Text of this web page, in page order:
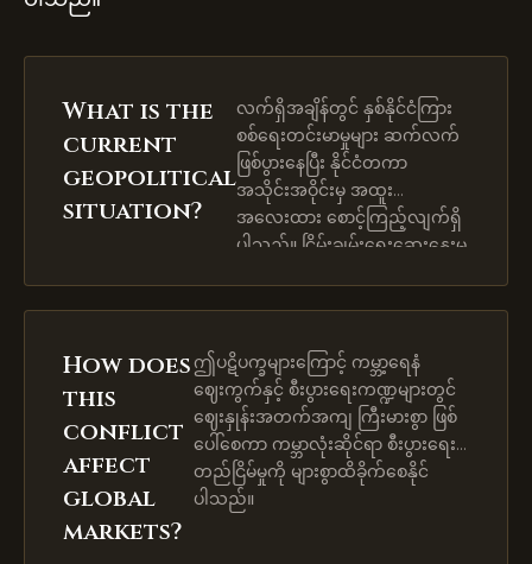
What is the
current
geopolitical
situation?
လက်ရှိအချိန်တွင် နှစ်နိုင်ငံကြား
စစ်ရေးတင်းမာမှုများ ဆက်လက်
ဖြစ်ပွားနေပြီး နိုင်ငံတကာ
အသိုင်းအဝိုင်းမှ အထူး
အလေးထား စောင့်ကြည့်လျက်ရှိ
ပါသည်။ ငြိမ်းချမ်းရေးဆွေးနွေးမှု
How does
this
conflict
affect
global
markets?
ဤပဋိပက္ခများကြောင့် ကမ္ဘာ့ရေနံ
ဈေးကွက်နှင့် စီးပွားရေးကဏ္ဍများတွင်
ဈေးနှုန်းအတက်အကျ ကြီးမားစွာ ဖြစ်
ပေါ်စေကာ ကမ္ဘာလုံးဆိုင်ရာ စီးပွားရေး
တည်ငြိမ်မှုကို များစွာထိခိုက်စေနိုင်
ပါသည်။